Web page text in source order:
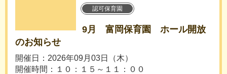
認可保育園
9月 富岡保育園 ホール開放
のお知らせ
開催日：2026年09月03日（木）
開催時間：１０：１５～１１：００